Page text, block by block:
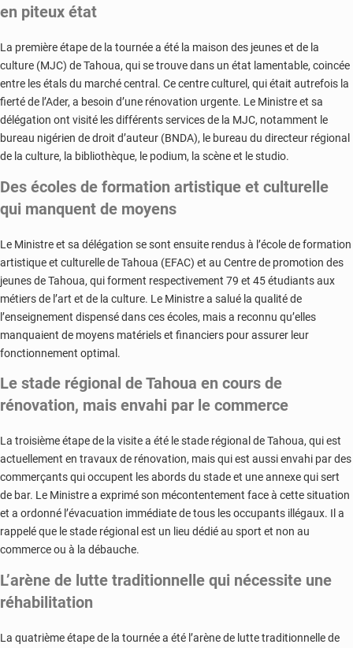
en piteux état
La première étape de la tournée a été la maison des jeunes et de la
culture (MJC) de Tahoua, qui se trouve dans un état lamentable, coincée
entre les étals du marché central. Ce centre culturel, qui était autrefois la
fierté de l’Ader, a besoin d’une rénovation urgente. Le Ministre et sa
délégation ont visité les différents services de la MJC, notamment le
bureau nigérien de droit d’auteur (BNDA), le bureau du directeur régional
de la culture, la bibliothèque, le podium, la scène et le studio.
Des écoles de formation artistique et culturelle
qui manquent de moyens
Le Ministre et sa délégation se sont ensuite rendus à l’école de formation
artistique et culturelle de Tahoua (EFAC) et au Centre de promotion des
jeunes de Tahoua, qui forment respectivement 79 et 45 étudiants aux
métiers de l’art et de la culture. Le Ministre a salué la qualité de
l’enseignement dispensé dans ces écoles, mais a reconnu qu’elles
manquaient de moyens matériels et financiers pour assurer leur
fonctionnement optimal.
Le stade régional de Tahoua en cours de
rénovation, mais envahi par le commerce
La troisième étape de la visite a été le stade régional de Tahoua, qui est
actuellement en travaux de rénovation, mais qui est aussi envahi par des
commerçants qui occupent les abords du stade et une annexe qui sert
de bar. Le Ministre a exprimé son mécontentement face à cette situation
et a ordonné l’évacuation immédiate de tous les occupants illégaux. Il a
rappelé que le stade régional est un lieu dédié au sport et non au
commerce ou à la débauche.
L’arène de lutte traditionnelle qui nécessite une
réhabilitation
La quatrième étape de la tournée a été l’arène de lutte traditionnelle de